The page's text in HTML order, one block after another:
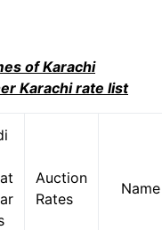
of Karachi
Karachi rate list
Auction
Rates
Name